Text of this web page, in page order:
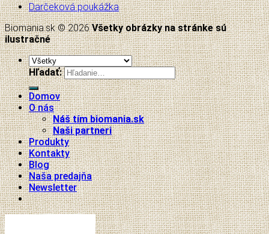
Darčeková poukážka
Biomania.sk © 2026Všetky obrázky na stránke sú
ilustračné
Hľadať:
Domov
O nás
Náš tím biomania.sk
Naši partneri
Produkty
Kontakty
Blog
Naša predajňa
Newsletter